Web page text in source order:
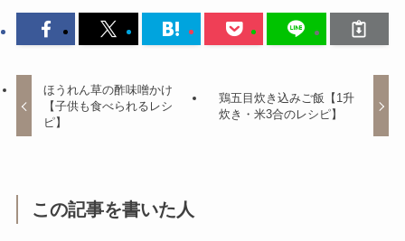
ほうれん草の酢味噌かけ
【子供も食べられるレシ
ピ】
鶏五目炊き込みご飯【1升
炊き・米3合のレシピ】
この記事を書いた人